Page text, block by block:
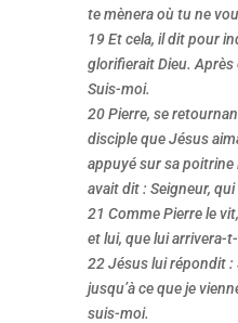
te mènera où tu ne
19 Et cela, il dit pour
glorifierait Dieu. Après
Suis-moi.
20 Pierre, se
disciple que Jésus
appuyé sur sa
avait dit : Seigneur,
21 Comme Pierre le
et lui, que lui arrivera-
22 Jésus lui répondit :
jusqu’à ce que je
suis-moi.